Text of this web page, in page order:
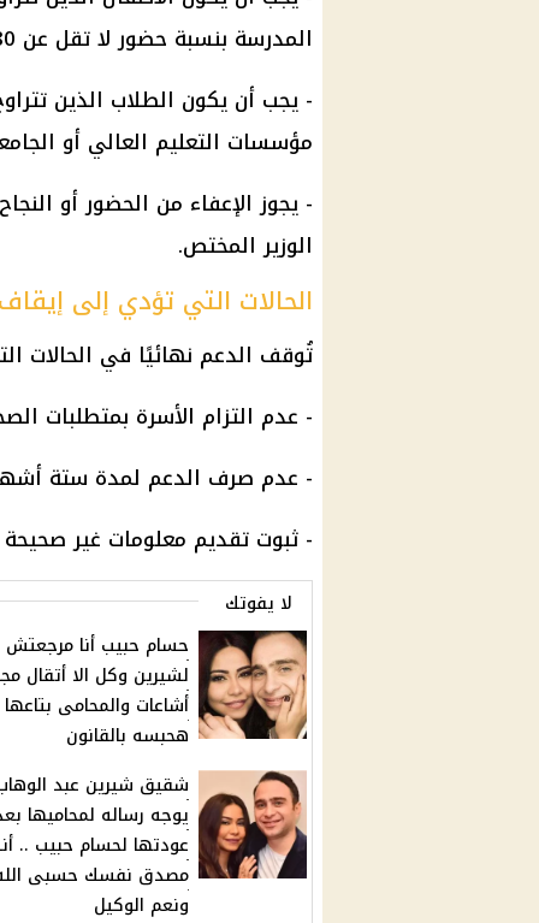
المدرسة بنسبة حضور لا تقل عن 80% في كل فصل دراسي.
مؤسسات التعليم العالي أو
- يجوز الإعفاء من الحضور أو
الوزير المختص.
الحالات التي تؤدي إلى
تُوقف الدعم نهائيًا في الحالات
- عدم التزام الأسرة بمتطلبات
- عدم صرف الدعم لمدة ستة أشهر
- ثبوت تقديم معلومات غير
لا يفوتك
حسام حبيب أنا مرجعتش
لشيرين وكل الا أتقال
أشاعات والمحامى بتاعها
هحبسه بالقانون
شقيق شيرين عبد
يوجه رساله لمحاميها
عودتها لحسام حبيب ..
مصدق نفسك حسبى
ونعم الوكيل